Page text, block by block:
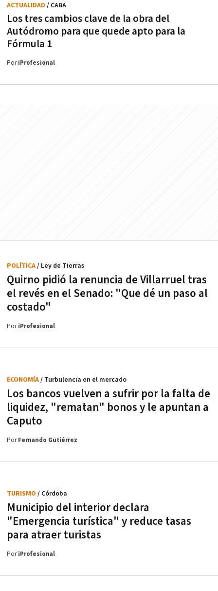
Los tres cambios clave de la obra del
Autódromo para que quede apto para la
Fórmula 1
ACTUALIDAD / CABA
PoriProfesional
Quirno pidió la renuncia de Villarruel tras
el revés en el Senado: "Que dé un paso al
costado"
POLÍTICA/ Ley de Tierras
PoriProfesional
Los bancos vuelven a sufrir por la falta de
liquidez, "rematan" bonos y le apuntan a
Caputo
ECONOMÍA/ Turbulencia en el mercado
PorFernando Gutiérrez
Municipio del interior declara
"Emergencia turística" y reduce tasas
para atraer turistas
TURISMO / Córdoba
PoriProfesional